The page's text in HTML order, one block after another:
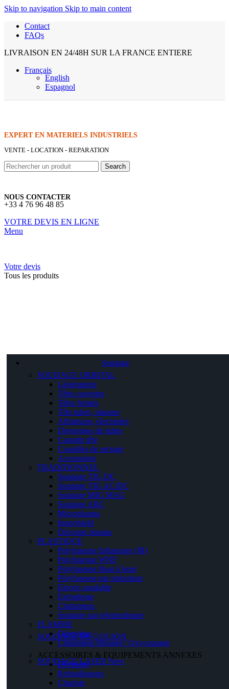
Skip to navigation Skip to main content
Contact
FAQs
LIVRAISON EN 24/48H SUR LA FRANCE ENTIERE
Français
English
Espagnol
EXPERT EN MATERIELS INDUSTRIELS
VENTE - LOCATION - REPARATION
Search
NOUS CONTACTER
+33 4 76 96 48 85
VOTRE DEVIS EN LIGNE
Menu
Votre devis
Tous les produits
Soudage
SOUDAGE ORBITAL
Générateurs
Têtes ouvertes
Têtes fermés
Tête tubes, plaques
Affuteuses, électrodes
Dresseuses de tubes
Cassette tête
Coquilles de serrage
Accessoires
TRADITIONNEL
Soudage TIG DC
Soudage TIG AC/DC
Soudage MIG MAG
Soudage ARC
Microplasma
Innershield
Découpe plasma
PLASTIQUE
Polyfuseuse Infrarouge (IR)
Polyfuseuse WNF
Polyfuseuse Bout à bout
Polyfuseuse par emboiture
Electro soudable
Extrudeuse
Chalumeau
Soudage par géomenbrane
FLAMME
Détendeur
Chalumeau Brasage / Oxycoupage
SOUDAGE DE GOUJON
SOUDAGE LASER New
ACCESSOIRES & EQUIPEMENTS ANNEXES
Dévidoirs
Refroidisseurs
Chariots